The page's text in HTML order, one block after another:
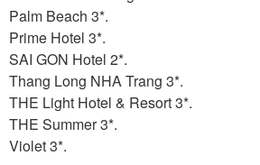
Palm Beach 3*.
Prime Hotel 3*.
SAI GON Hotel 2*.
Thang Long NHA Trang 3*.
THE Light Hotel & Resort 3*.
THE Summer 3*.
Violet 3*.